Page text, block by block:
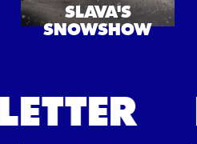
SLAVA'S
SNOWSHOW